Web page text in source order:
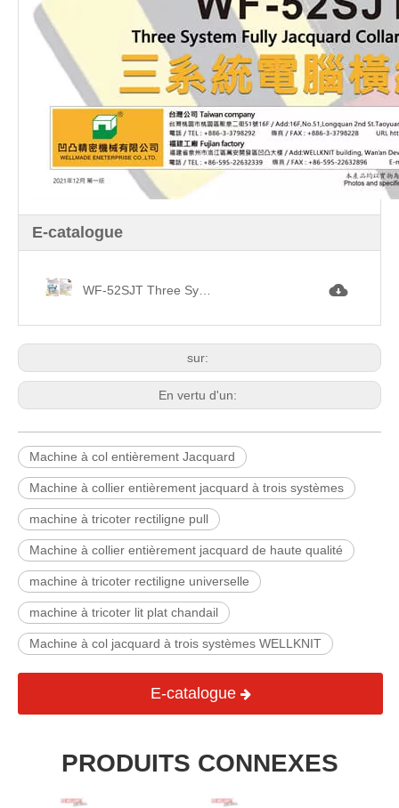
E-catalogue
sur:
En vertu d'un:
Machine à col entièrement Jacquard
Machine à collier entièrement jacquard à trois systèmes
machine à tricoter rectiligne pull
Machine à collier entièrement jacquard de haute qualité
machine à tricoter rectiligne universelle
machine à tricoter lit plat chandail
Machine à col jacquard à trois systèmes WELLKNIT
E-catalogue
PRODUITS CONNEXES